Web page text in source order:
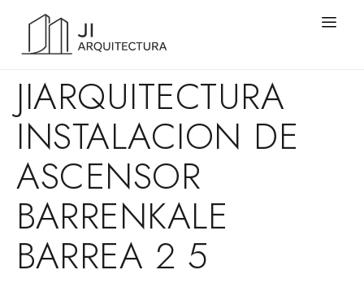
JIARQUITECTURA
INSTALACION DE
ASCENSOR
BARRENKALE
BARREA 2 5